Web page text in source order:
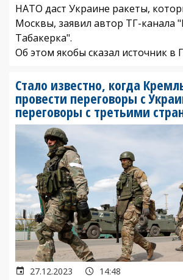
НАТО даст Украине ракеты,
Москвы, заявил автор ТГ-канала
Табакерка".
Об этом якобы сказал источник в
Стало известно, когда
провести переговоры с
переговоры с третьими
27.12.2023 14:48